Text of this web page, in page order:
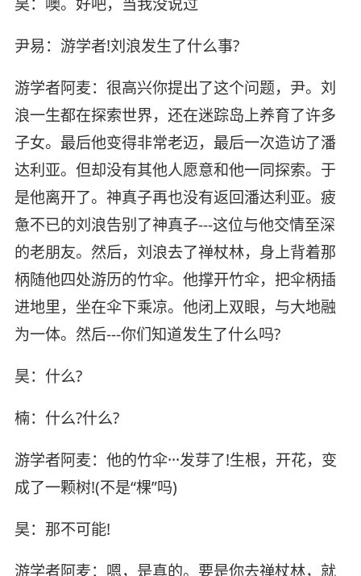
昊：噢。好吧，当我没说过
尹易：游学者!刘浪发生了什么事?
游学者阿麦：很高兴你提出了这个问题，尹。刘
浪一生都在探索世界，还在迷踪岛上养育了许多
子女。最后他变得非常老迈，最后一次造访了潘
达利亚。但却没有其他人愿意和他一同探索。于
是他离开了。神真子再也没有返回潘达利亚。疲
惫不已的刘浪告别了神真子---这位与他交情至深
的老朋友。然后，刘浪去了禅杖林，身上背着那
柄随他四处游历的竹伞。他撑开竹伞，把伞柄插
进地里，坐在伞下乘凉。他闭上双眼，与大地融
为一体。然后---你们知道发生了什么吗?
昊：什么?
楠：什么?什么?
游学者阿麦：他的竹伞···发芽了!生根，开花，变
成了一颗树!(不是“棵”吗)
昊：那不可能!
游学者阿麦：嗯，是真的。要是你去禅杖林，就